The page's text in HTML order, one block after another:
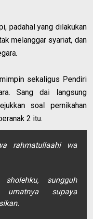
padahal yang dilakukan
melanggar syariat, dan
sekaligus Pendiri
Sang dai langsung
soal pernikahan
2 itu.
rahmatullaahi wa
sholehku, sungguh
umatnya supaya